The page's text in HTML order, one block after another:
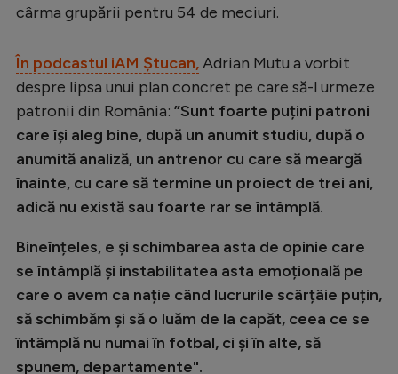
cârma grupării pentru 54 de meciuri.
În podcastul iAM Ștucan,Adrian Mutu a vorbit
despre lipsa unui plan concret pe care să-l urmeze
patronii din România: ”Sunt foarte puțini patroni
care își aleg bine, după un anumit studiu, după o
anumită analiză, un antrenor cu care să meargă
înainte, cu care să termine un proiect de trei ani,
adică nu există sau foarte rar se întâmplă.
Bineînțeles, e și schimbarea asta de opinie care
se întâmplă și instabilitatea asta emoțională pe
care o avem ca nație când lucrurile scârțâie puțin,
să schimbăm și să o luăm de la capăt, ceea ce se
întâmplă nu numai în fotbal, ci și în alte, să
spunem, departamente".